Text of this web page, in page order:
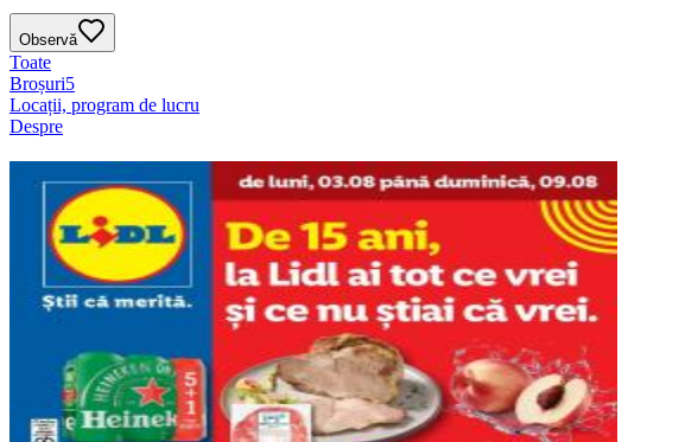
Observă
Toate
Broșuri5
Locații, program de lucru
Despre